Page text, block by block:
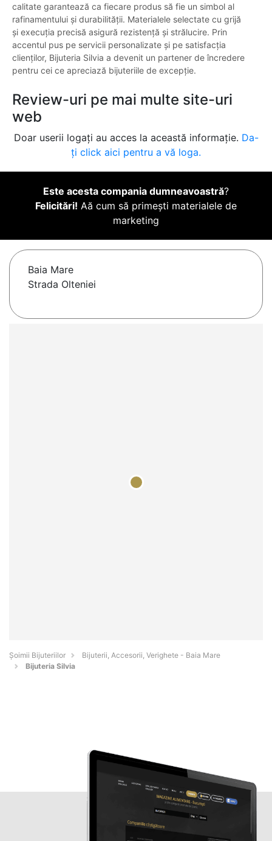
calitate garantează ca fiecare produs să fie un simbol al
rafinamentului și durabilității. Materialele selectate cu grijă
și execuția precisă asigură rezistență și strălucire. Prin
accentul pus pe servicii personalizate și pe satisfacția
clienților, Bijuteria Silvia a devenit un partener de încredere
pentru cei ce apreciază bijuteriile de excepție.
Review-uri pe mai multe site-uri
web
Doar userii logați au acces la această informație. Da-
ți click aici pentru a vă loga.
Este acesta compania dumneavoastră?
Felicitări! Aă cum să primești materialele de
marketing
Baia Mare
Strada Olteniei
Şoimii Bijuteriilor
Bijuterii, Accesorii, Verighete - Baia Mare
Bijuteria Silvia